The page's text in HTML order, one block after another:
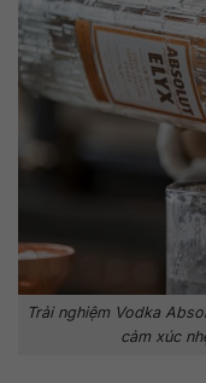
Trải nghiệm Vodka
cảm xúc